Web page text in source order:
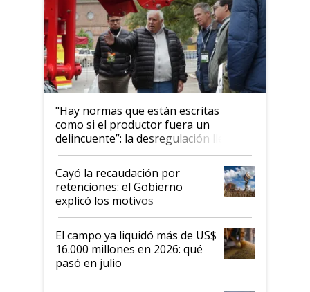
"Hay normas que están escritas
como si el productor fuera un
delincuente”: la desregulación llegó
al Congreso Aapresid y hasta se
habló del financiamiento al IPCVA
Cayó la recaudación por
retenciones: el Gobierno
explicó los motivos
El campo ya liquidó más de US$
16.000 millones en 2026: qué
pasó en julio